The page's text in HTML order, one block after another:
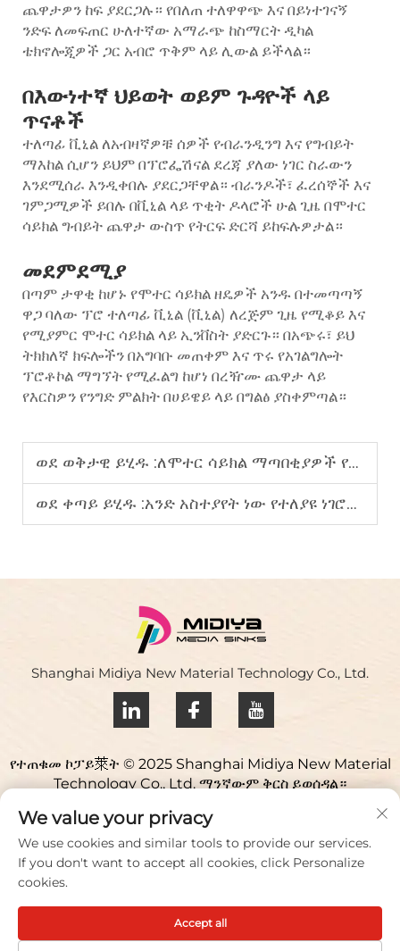
ጨዋታዎን ከፍ ያደርጋሉ። የበለጠ ተለዋዋጭ እና በይነተገናኝ
ንድፍ ለመፍጠር ሁለተኛው አማራጭ ከስማርት ዲካል
ቴክኖሎጂዎች ጋር አብሮ ጥቅም ላይ ሊውል ይችላል።
በእውነተኛ ህይወት ወይም ጉዳዮች ላይ
ጥናቶች
ተለጣፊ ቪኒል ለአብዛኛዎቹ ሰዎች የብራንዲንግ እና የግብይት
ማእከል ሲሆን ይህም በፕሮፌሽናል ደረጃ ያለው ነገር ስራውን
እንደሚሰራ እንዲቀበሉ ያደርጋቸዋል። ብራንዶች፣ ፈረሰኞች እና
ገምጋሚዎች ይበሉ በቪኒል ላይ ጥቂት ዶላሮች ሁል ጊዜ በሞተር
ሳይክል ግብይት ጨዋታ ውስጥ የትርፍ ድርሻ ይከፍሉዎታል።
መደምደሚያ
በጣም ታዋቂ ከሆኑ የሞተር ሳይክል ዘዴዎች አንዱ በተመጣጣኝ
ዋጋ ባለው ፕሮ ተለጣፊ ቪኒል (ቪኒል) ለረጅም ጊዜ የሚቆይ እና
የሚያምር ሞተር ሳይክል ላይ ኢንቨስት ያድርጉ። በአጭሩ፣ ይህ
ትክክለኛ ክፍሎችን በአግባቡ መጠቀም እና ጥሩ የአገልግሎት
ፕሮቶኮል ማግኘት የሚፈልግ ከሆነ በረዥሙ ጨዋታ ላይ
የእርስዎን የንግድ ምልክት በሀይዌይ ላይ በግልፅ ያስቀምጣል።
ወደ ወቅታዊ ይሂዱ :ለሞተር ሳይክል ማጣበቂያዎች የሚሆን መከላከያ ፊልም
ወደ ቀጣይ ይሂዱ :አንድ አስተያየት ነው የተለያዩ ነገሮች ዝቅተኛ መከፋፈል እንዲሁም የአንድ አካባቢ ምሳሌ ከመጀመሪያ ያለ አይነት ነው።
Shanghai Midiya New Material Technology Co., Ltd.
የተጠቁመ ኮፓይ萊ት © 2025 Shanghai Midiya New Material
Technology Co., Ltd. ማንኛውም ቅርስ ይወሰዳል።
የ פרטיותrivacy ፓሊሲ
እባኮትን ያግኙን
Address: Yuqiao ሳይንስ ፓርክ፣ 98 ሊያንፉ መንገድ፣ ጂዩቲንግ ከተማ፣
ሶንግጂያንግ አውራጃ፣ ሻንጋይ፣ ቻይና
+86 021 51088836
We value your privacy
We use cookies and similar tools to provide our services.
If you don't want to accept all cookies, click Personalize
cookies.
Accept all